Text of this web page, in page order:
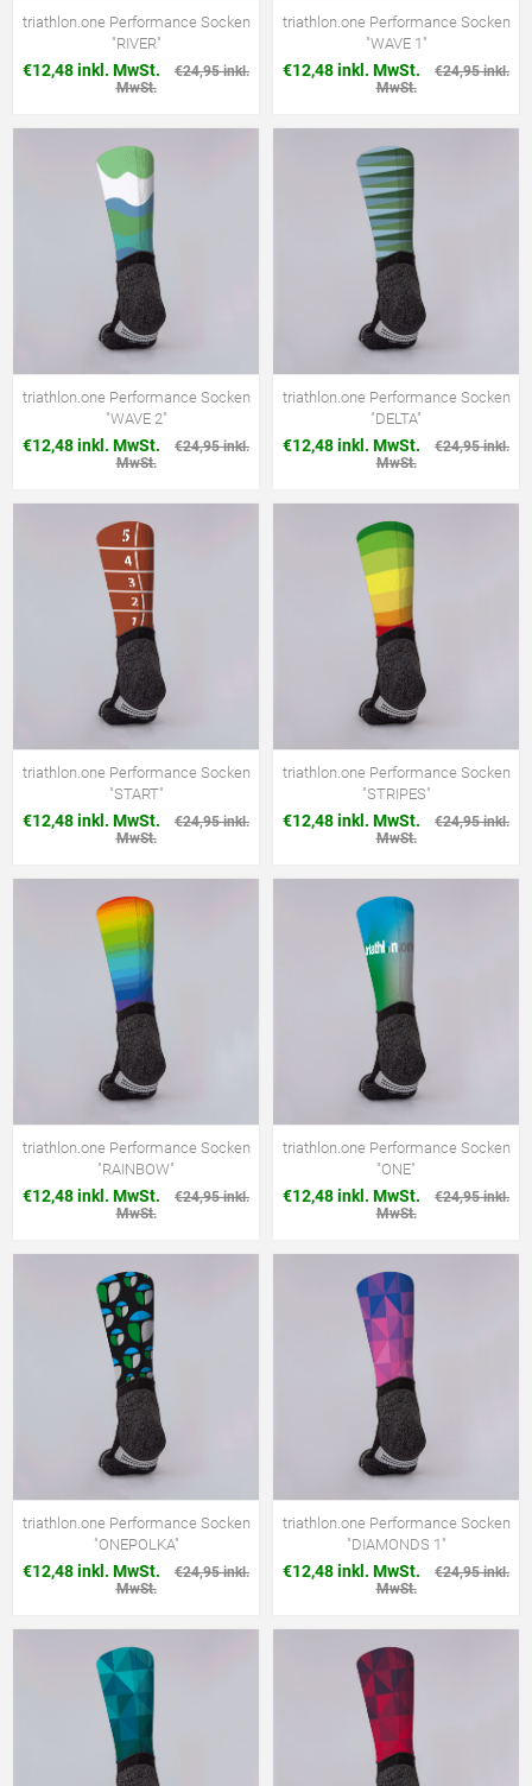
triathlon.one Performance Socken
"RIVER"
€12,48 inkl. MwSt.
€24,95 inkl.
MwSt.
triathlon.one Performance Socken
"WAVE 1"
€12,48 inkl. MwSt.
€24,95 inkl.
MwSt.
triathlon.one Performance Socken
"WAVE 2"
€12,48 inkl. MwSt.
€24,95 inkl.
MwSt.
triathlon.one Performance Socken
"DELTA"
€12,48 inkl. MwSt.
€24,95 inkl.
MwSt.
triathlon.one Performance Socken
"START"
€12,48 inkl. MwSt.
€24,95 inkl.
MwSt.
triathlon.one Performance Socken
"STRIPES"
€12,48 inkl. MwSt.
€24,95 inkl.
MwSt.
triathlon.one Performance Socken
"RAINBOW"
€12,48 inkl. MwSt.
€24,95 inkl.
MwSt.
triathlon.one Performance Socken
"ONE"
€12,48 inkl. MwSt.
€24,95 inkl.
MwSt.
triathlon.one Performance Socken
"ONEPOLKA"
€12,48 inkl. MwSt.
€24,95 inkl.
MwSt.
triathlon.one Performance Socken
"DIAMONDS 1"
€12,48 inkl. MwSt.
€24,95 inkl.
MwSt.